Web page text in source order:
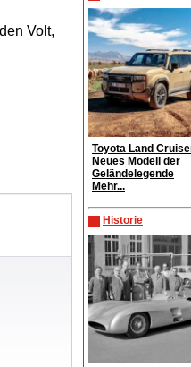
Toyota Land
Neues Modell der
Geländelegende
Mehr...
Historie
Volt,